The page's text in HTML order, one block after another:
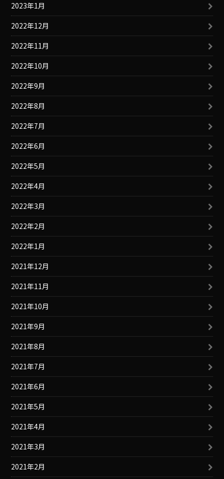
2023年1月
2022年12月
2022年11月
2022年10月
2022年9月
2022年8月
2022年7月
2022年6月
2022年5月
2022年4月
2022年3月
2022年2月
2022年1月
2021年12月
2021年11月
2021年10月
2021年9月
2021年8月
2021年7月
2021年6月
2021年5月
2021年4月
2021年3月
2021年2月